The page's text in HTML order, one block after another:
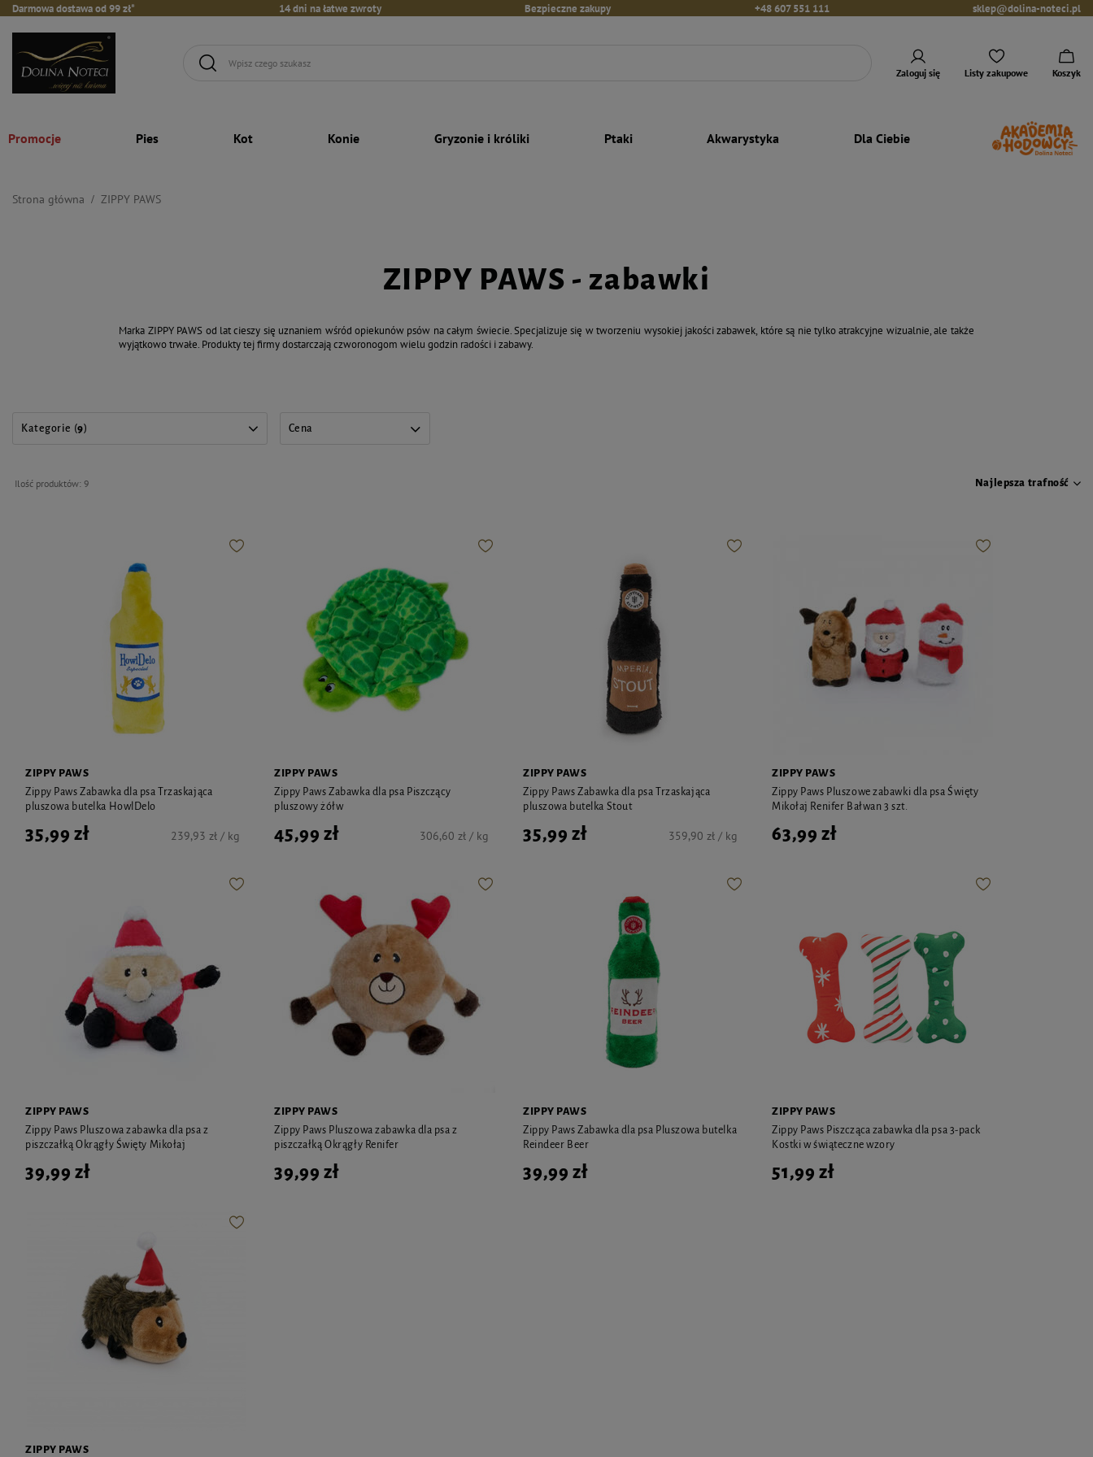
Darmowa dostawa od 99 zł* 14 dni na łatwe zwroty Bezpieczne zakupy +48 607 551 111 sklep@dolina-noteci.pl
Zaloguj się Listy zakupowe Koszyk
Promocje Pies Kot Konie Gryzonie i króliki Ptaki Akwarystyka Dla Ciebie
Strona główna ZIPPY PAWS
ZIPPY PAWS - zabawki
Marka ZIPPY PAWS od lat cieszy się uznaniem wśród opiekunów psów na całym świecie. Specjalizuje się w tworzeniu wysokiej jakości zabawek, które są nie tylko atrakcyjne wizualnie, ale także
wyjątkowo trwałe. Produkty tej firmy dostarczają czworonogom wielu godzin radości i zabawy.
Kategorie (9) Cena
Ilość produktów: 9 Najlepsza trafność
ZIPPY PAWS
Zippy Paws Zabawka dla psa Trzaskająca
pluszowa butelka HowlDelo
35,99 zł 239,93 zł / kg
ZIPPY PAWS
Zippy Paws Zabawka dla psa Piszczący
pluszowy żółw
45,99 zł 306,60 zł / kg
ZIPPY PAWS
Zippy Paws Zabawka dla psa Trzaskająca
pluszowa butelka Stout
35,99 zł 359,90 zł / kg
ZIPPY PAWS
Zippy Paws Pluszowe zabawki dla psa Święty
Mikołaj Renifer Bałwan 3 szt.
63,99 zł
ZIPPY PAWS
Zippy Paws Pluszowa zabawka dla psa z
piszczałką Okrągły Święty Mikołaj
39,99 zł
ZIPPY PAWS
Zippy Paws Pluszowa zabawka dla psa z
piszczałką Okrągły Renifer
39,99 zł
ZIPPY PAWS
Zippy Paws Zabawka dla psa Pluszowa butelka
Reindeer Beer
39,99 zł
ZIPPY PAWS
Zippy Paws Piszcząca zabawka dla psa 3-pack
Kostki w świąteczne wzory
51,99 zł
ZIPPY PAWS